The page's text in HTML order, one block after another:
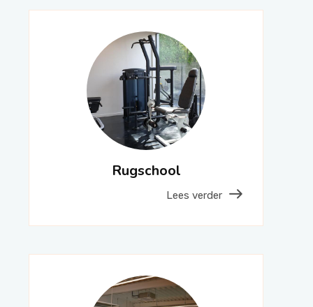
Rugschool
Lees verder